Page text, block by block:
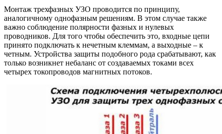
Монтаж трехфазных УЗО проводится по принципу,
аналогичному однофазным решениям. В этом случае также
важно соблюдение полярности фазных и нулевых
проводников. Для того чтобы обеспечить это, входные цепи
принято подключать к нечетным клеммам, а выходные – к
четным. Устройства защиты подобного рода срабатывают, как
только возникнет небаланс от создаваемых токами всех
четырех токопроводов магнитных потоков.